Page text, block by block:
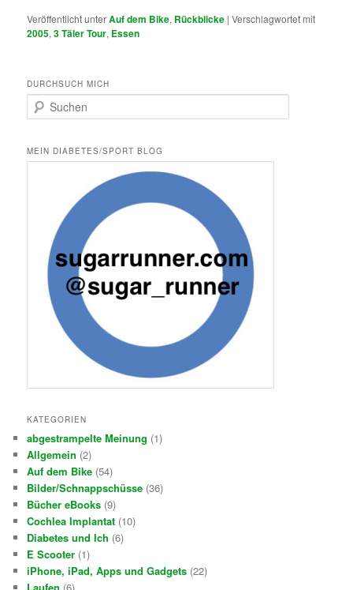
Veröffentlicht unterAuf dem Bike, Rückblicke |Verschlagwortet mit
2005,3 Täler Tour, Essen
DURCHSUCH MICH
u
h
e
MEIN DIABETES/SPORT BLOG
KATEGORIEN
abgestrampelte Meinung (1)
Allgemein (2)
Auf dem Bike (54)
Bilder/Schnappschüsse (36)
Bücher eBooks (9)
Cochlea Implantat (10)
Diabetes und Ich (6)
E Scooter (1)
iPhone, iPad, Apps und Gadgets (22)